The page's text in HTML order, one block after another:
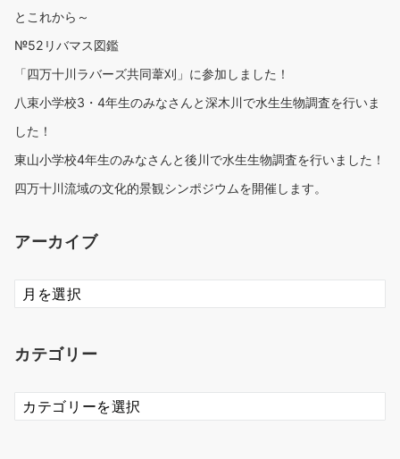
とこれから～
№52リバマス図鑑
「四万十川ラバーズ共同葦刈」に参加しました！
八束小学校3・4年生のみなさんと深木川で水生生物調査を行いま
した！
東山小学校4年生のみなさんと後川で水生生物調査を行いました！
四万十川流域の文化的景観シンポジウムを開催します。
アーカイブ
ア
ー
ブ
カテゴリー
カ
テ